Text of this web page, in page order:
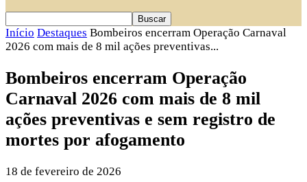
Início Destaques Bombeiros encerram Operação Carnaval
2026 com mais de 8 mil ações preventivas...
Bombeiros encerram Operação
Carnaval 2026 com mais de 8 mil
ações preventivas e sem registro de
mortes por afogamento
18 de fevereiro de 2026